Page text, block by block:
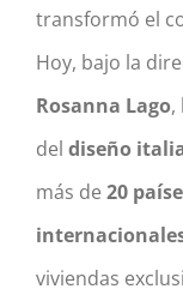
transformó el
Hoy, bajo la
Rosanna Lago,
del diseño
más de 20
viviendas